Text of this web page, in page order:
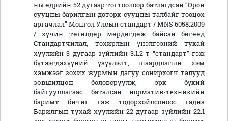
ны өдрийн 52 дугаар тогтоолоор батлагдсан “Орон
сууцны барилгын доторх сууцны талбайг тооцох
аргачлал” Монгол Улсын стандарт / MNS 6058:2009
/ хүчин төгөлдөр мөрдөгдөж байсан бөгөөд
Стандартчилал, тохирлын үнэлгээний тухай
хуулийн 3 дугаар зүйлийн 3.1.2-т “стандарт” гэж
бүтээгдэхүүний үзүүлэлт, шаардлагын хэм
хэмжээг зохих журмын дагуу сонирхогч талууд
зөвшилцөн боловсруулж, эрх бүхий
байгууллагаас баталсан норматив-техникийн
баримт бичиг гэж тодорхойлсоноос гадна
Барилгын тухай хуулийн 22 дугаар зүйлийн 22.1